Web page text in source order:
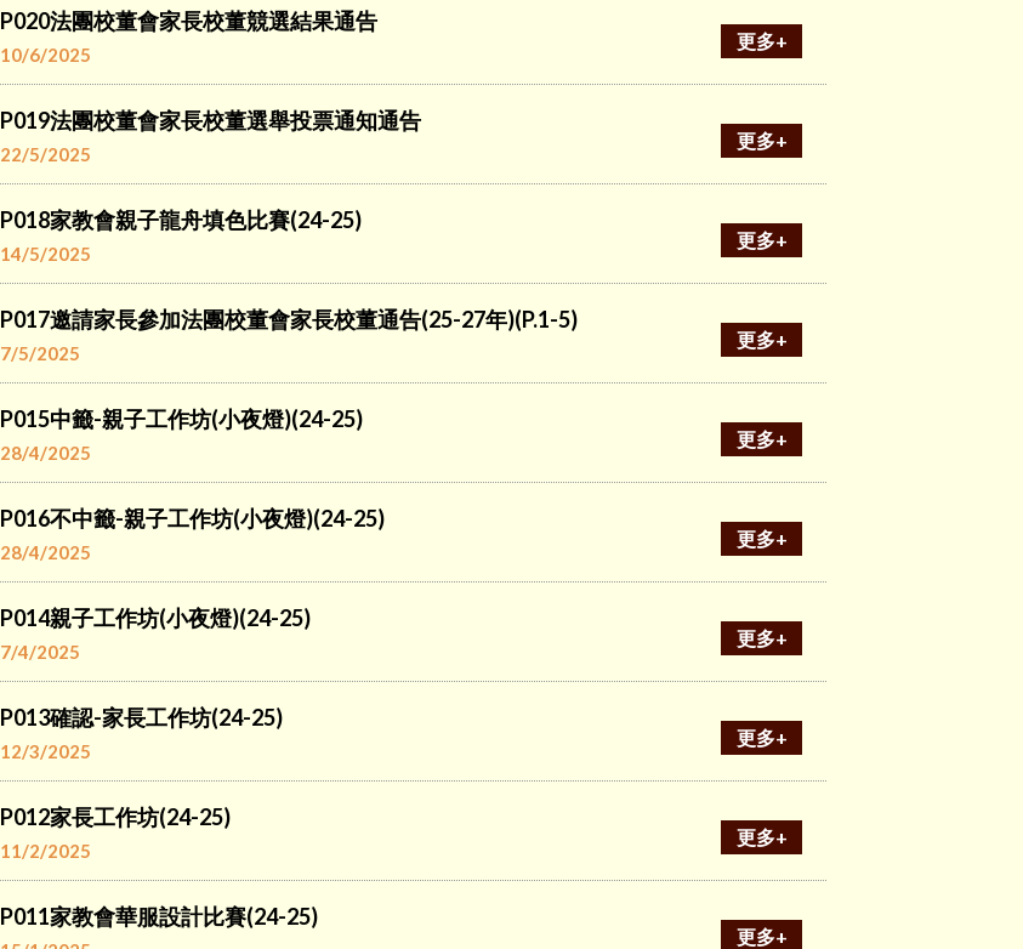
P020法團校董會家長校董競選結果通告
10/6/2025
更多+
P019法團校董會家長校董選舉投票通知通告
22/5/2025
更多+
P018家教會親子龍舟填色比賽(24-25)
14/5/2025
更多+
P017邀請家長參加法團校董會家長校董通告(25-27年)(P.1-5)
7/5/2025
更多+
P015中籤-親子工作坊(小夜燈)(24-25)
28/4/2025
更多+
P016不中籤-親子工作坊(小夜燈)(24-25)
28/4/2025
更多+
P014親子工作坊(小夜燈)(24-25)
7/4/2025
更多+
P013確認-家長工作坊(24-25)
12/3/2025
更多+
P012家長工作坊(24-25)
11/2/2025
更多+
P011家教會華服設計比賽(24-25)
更多+